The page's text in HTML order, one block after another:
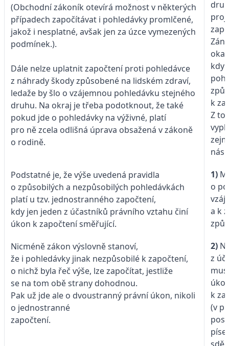
(Obchodní zákoník otevírá možnost v některých
případech započítávat i pohledávky promlčené,
jakož i nesplatné, avšak jen za úzce vymezených
podmínek.).
Dále nelze uplatnit započtení proti pohledávce
z náhrady škody způsobené na lidském zdraví,
ledaže by šlo o vzájemnou pohledávku stejného
druhu. Na okraj je třeba podotknout, že také
pokud jde o pohledávky na výživné, platí
pro ně zcela odlišná úprava obsažená v zákoně
o rodině.
Podstatné je, že výše uvedená pravidla
o způsobilých a nezpůsobilých pohledávkách
platí u tzv. jednostranného započtení,
kdy jen jeden z účastníků právního vztahu činí
úkon k započtení směřující.
Nicméně zákon výslovně stanoví,
že i pohledávky jinak nezpůsobilé k započtení,
o nichž byla řeč výše, lze započítat, jestliže
se na tom obě strany dohodnou.
Pak už jde ale o dvoustranný právní úkon, nikoli
o jednostranné
započtení.
kdy
k
Z
1)
o
a k
2)
z
k
(v